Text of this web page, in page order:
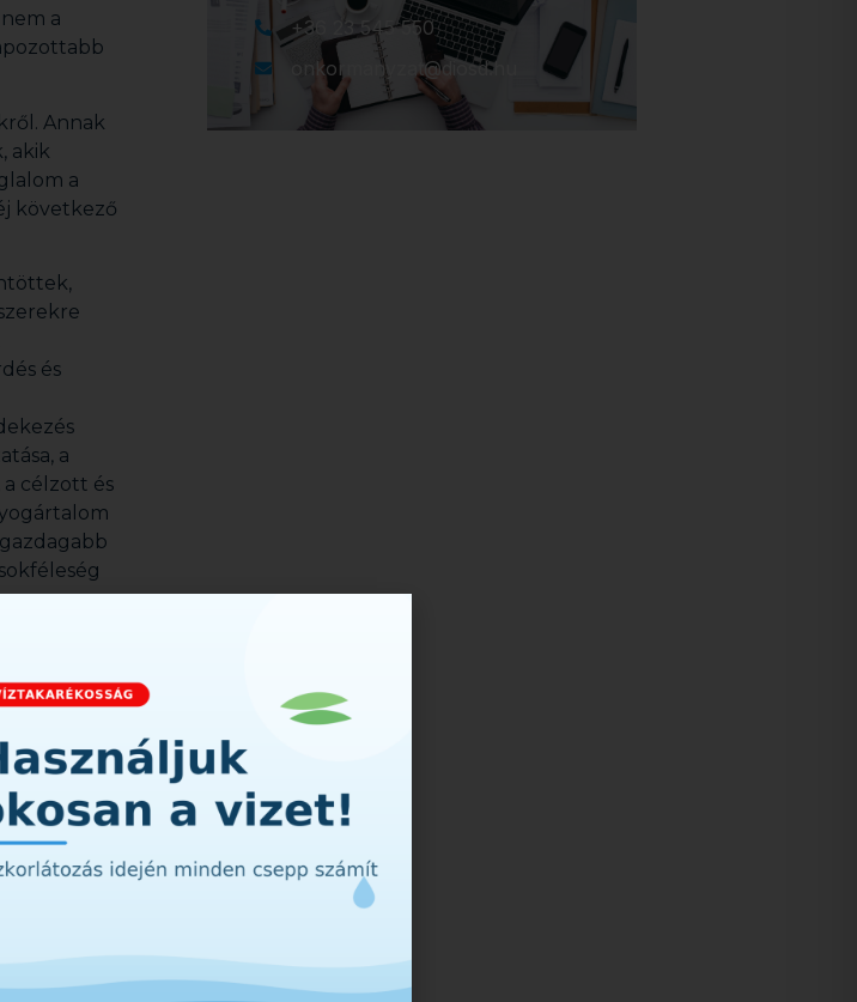
a
Annak
akik
a
következő
és
a
a célzott és
45%-kal
(méhek,
repülő
akkor
ér el. A
+36 23 545 550
onkormanyzat@diosd.hu